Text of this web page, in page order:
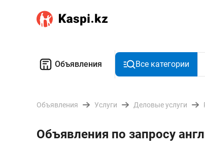
Объявления Все категории
Объявления Услуги Деловые услуги
Объявления по запросу